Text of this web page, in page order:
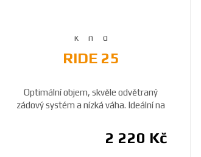
RIDE 25
Optimální objem, skvěle odvětraný
zádový systém a nízká váha. Ideální na
2 220 Kč